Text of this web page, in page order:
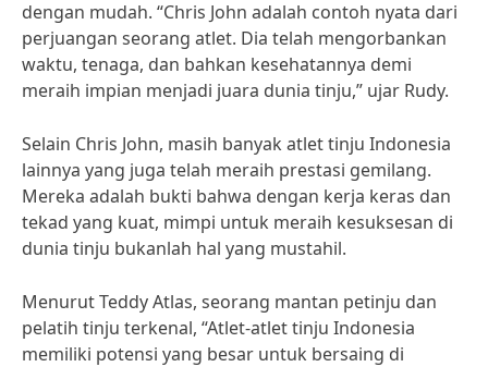
dengan mudah. “Chris John adalah contoh nyata dari
perjuangan seorang atlet. Dia telah mengorbankan
waktu, tenaga, dan bahkan kesehatannya demi
meraih impian menjadi juara dunia tinju,” ujar Rudy.
Selain Chris John, masih banyak atlet tinju Indonesia
lainnya yang juga telah meraih prestasi gemilang.
Mereka adalah bukti bahwa dengan kerja keras dan
tekad yang kuat, mimpi untuk meraih kesuksesan di
dunia tinju bukanlah hal yang mustahil.
Menurut Teddy Atlas, seorang mantan petinju dan
pelatih tinju terkenal, “Atlet-atlet tinju Indonesia
memiliki potensi yang besar untuk bersaing di